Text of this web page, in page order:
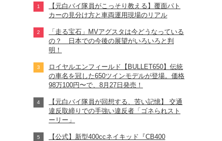
【元白バイ隊員がこっそり教える】覆面パト
カーの見分け方と車両運用現場のリアル
「走る宝石」MVアグスタは今どうなっている
の？ 日本での今後の展望がいろいろと判
明！
ロイヤルエンフィールド【BULLET650】伝統
の車名を冠した650ツインモデルが登場。価格
98万100円〜で、8月27日発売！
【元白バイ隊員が回想する、苦い記憶】 交通
違反取締りでの手強い違反者「ゴネられスト
ーリー」
【公式】新型400ccネイキッド『CB400